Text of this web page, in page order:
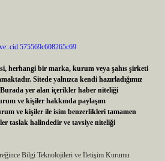
herhangi bir marka, kurum veya şahıs şirketi
Sitede yalnızca kendi hazırladığımız
yer alan içerikler haber niteliği
ve kişiler hakkında paylaşım
ve kişiler ile isim benzerlikleri tamamen
taslak halindedir ve tavsiye niteliği
Bilgi Teknolojileri ve İletişim Kurumu